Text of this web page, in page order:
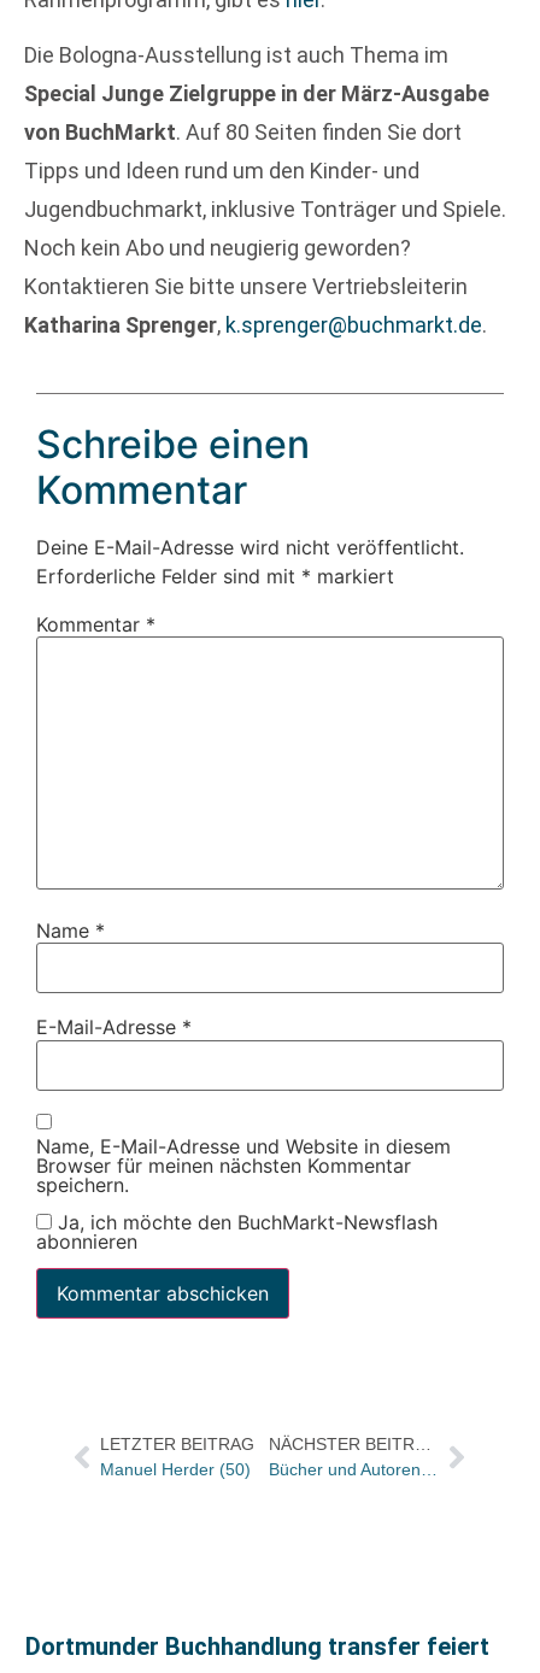
Die Bologna-Ausstellung ist auch Thema im
Special Junge Zielgruppe in der März-Ausgabe
von BuchMarkt. Auf 80 Seiten finden Sie dort
Tipps und Ideen rund um den Kinder- und
Jugendbuchmarkt, inklusive Tonträger und Spiele.
Noch kein Abo und neugierig geworden?
Kontaktieren Sie bitte unsere Vertriebsleiterin
Katharina Sprenger, k.sprenger@buchmarkt.de.
Schreibe einen
Kommentar
Deine E-Mail-Adresse wird nicht veröffentlicht.
Erforderliche Felder sind mit * markiert
Kommentar *
Name *
E-Mail-Adresse *
Name, E-Mail-Adresse und Website in diesem
Browser für meinen nächsten Kommentar
speichern.
Ja, ich möchte den BuchMarkt-Newsflash
abonnieren
LETZTER BEITRAG
Manuel Herder (50)
NÄCHSTER BEITRAG
Bücher und Autoren am FREITAG in den Feuilletons – und von 100 Jahren starb Franz Marc
Dortmunder Buchhandlung transfer feiert